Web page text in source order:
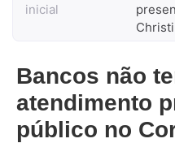
inicial
Christi
Bancos não
atendimento
público no